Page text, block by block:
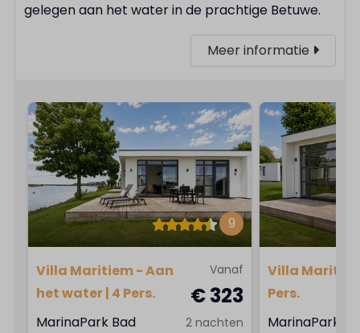
gelegen aan het water in de prachtige Betuwe.
Meer informatie
9
Vanaf
€ 323
2 nachten
Villa Maritiem - Aan
het water | 4 Pers.
MarinaPark Bad
Villa
Pers.
MarinaPark